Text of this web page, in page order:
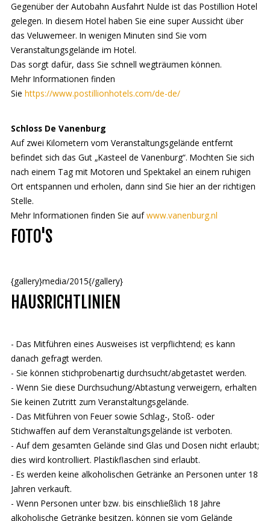
Gegenüber der Autobahn Ausfahrt Nulde ist das Postillion Hotel
gelegen. In diesem Hotel haben Sie eine super Aussicht über
das Veluwemeer. In wenigen Minuten sind Sie vom
Veranstaltungsgelände im Hotel.
Das sorgt dafür, dass Sie schnell wegträumen können.
Mehr Informationen finden
Sie https://www.postillionhotels.com/de-de/
Schloss De Vanenburg
Auf zwei Kilometern vom Veranstaltungsgelände entfernt
befindet sich das Gut „Kasteel de Vanenburg“. Mochten Sie sich
nach einem Tag mit Motoren und Spektakel an einem ruhigen
Ort entspannen und erholen, dann sind Sie hier an der richtigen
Stelle.
Mehr Informationen finden Sie aufwww.vanenburg.nl
FOTO'S
{gallery}media/2015{/gallery}
HAUSRICHTLINIEN
- Das Mitführen eines Ausweises ist verpflichtend; es kann
danach gefragt werden.
- Sie können stichprobenartig durchsucht/abgetastet werden.
- Wenn Sie diese Durchsuchung/Abtastung verweigern, erhalten
Sie keinen Zutritt zum Veranstaltungsgelände.
- Das Mitführen von Feuer sowie Schlag-, Stoß- oder
Stichwaffen auf dem Veranstaltungsgelände ist verboten.
- Auf dem gesamten Gelände sind Glas und Dosen nicht erlaubt;
dies wird kontrolliert. Plastikflaschen sind erlaubt.
- Es werden keine alkoholischen Getränke an Personen unter 18
Jahren verkauft.
- Wenn Personen unter bzw. bis einschließlich 18 Jahre
alkoholische Getränke besitzen, können sie vom Gelände